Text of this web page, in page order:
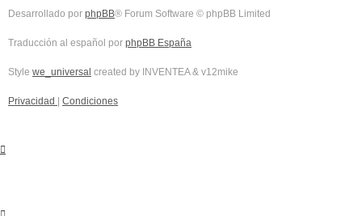
Desarrollado por phpBB® Forum Software © phpBB Limited
Traducción al español por phpBB España
Style we_universal created by INVENTEA & v12mike
Privacidad Condiciones